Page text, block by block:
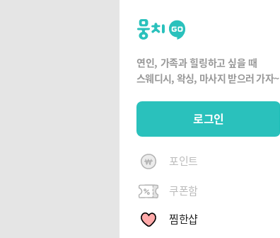
뭉
치
고
연인, 가족과 힐링하고 싶을 때
스웨디시, 왁싱, 마사지 받으러 가자~
로그인
포인트
쿠폰함
찜한샵